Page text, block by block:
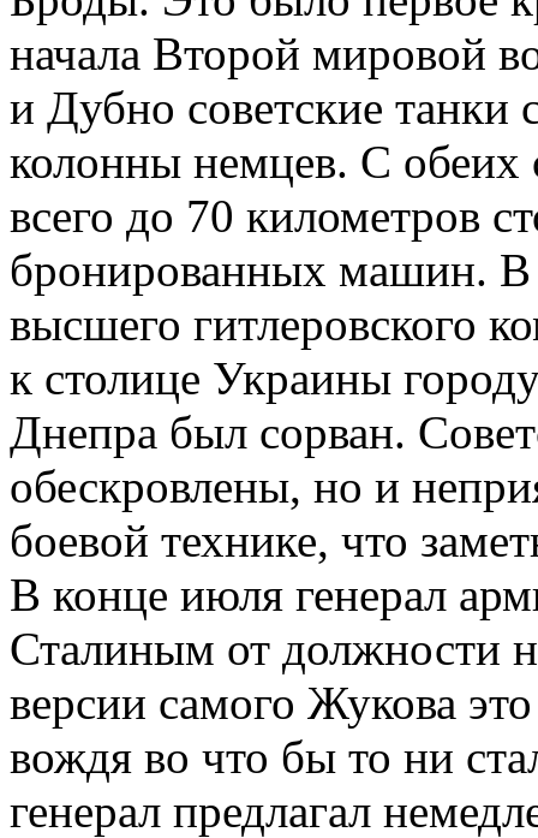
начала Второй мировой
и Дубно советские танки
колонны немцев. С обеих
всего до 70 километров
бронированных машин. В
высшего гитлеровского
к столице Украины
Днепра был сорван.
обескровлены, но и
боевой технике, что
В конце июля генерал
Сталиным от должности
версии самого Жукова
вождя во что бы то ни
генерал предлагал